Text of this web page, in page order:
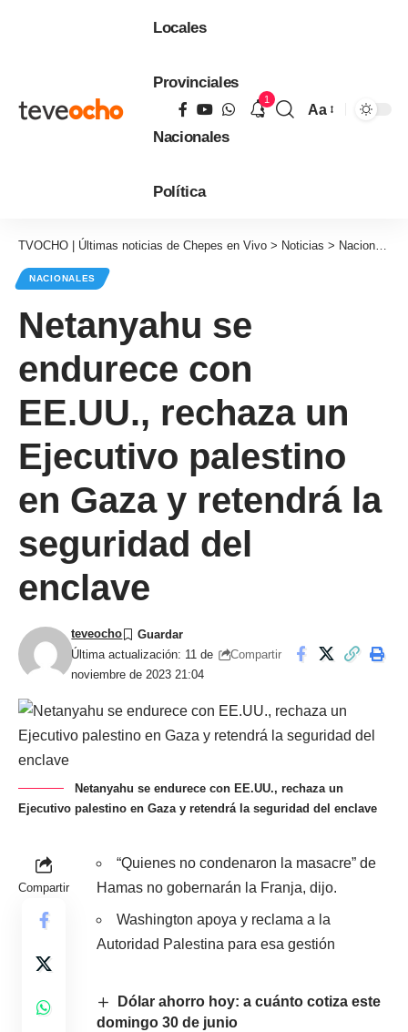
Locales
Provinciales
Nacionales
Política
1
Aa
TVOCHO | Últimas noticias de Chepes en Vivo > Noticias > Nacionales
NACIONALES
Netanyahu se
endurece con
EE.UU., rechaza un
Ejecutivo palestino
en Gaza y retendrá la
seguridad del
enclave
Última actualización: 11 de
noviembre de 2023 21:04
teveocho
Compartir
Netanyahu se endurece con EE.UU., rechaza un
Ejecutivo palestino en Gaza y retendrá la seguridad del enclave
Compartir
“Quienes no condenaron la masacre” de
Hamas no gobernarán la Franja, dijo.
Washington apoya y reclama a la
Autoridad Palestina para esa gestión
Dólar ahorro hoy: a cuánto cotiza este
domingo 30 de junio